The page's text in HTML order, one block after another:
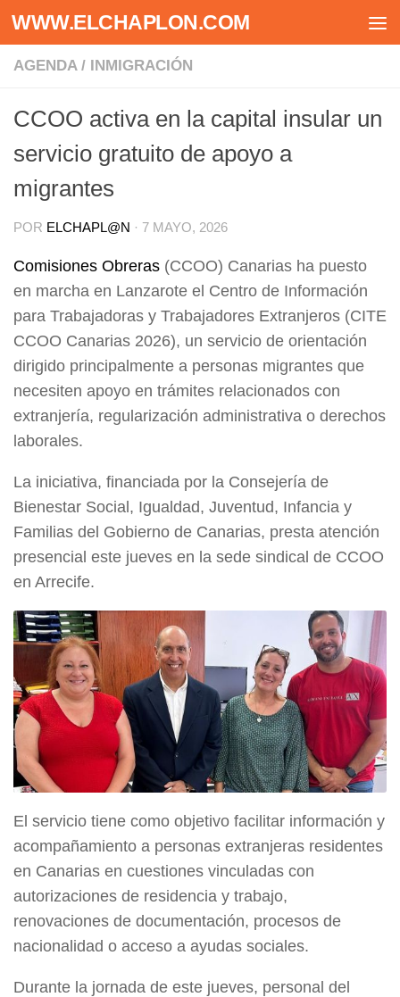
Saltar al contenido
WWW.ELCHAPLON.COM
AGENDA / INMIGRACIÓN
CCOO activa en la capital insular un
servicio gratuito de apoyo a
migrantes
POR ELCHAPL@N · 7 MAYO, 2026
Comisiones Obreras (CCOO) Canarias ha puesto
en marcha en Lanzarote el Centro de Información
para Trabajadoras y Trabajadores Extranjeros (CITE
CCOO Canarias 2026), un servicio de orientación
dirigido principalmente a personas migrantes que
necesiten apoyo en trámites relacionados con
extranjería, regularización administrativa o derechos
laborales.
La iniciativa, financiada por la Consejería de
Bienestar Social, Igualdad, Juventud, Infancia y
Familias del Gobierno de Canarias, presta atención
presencial este jueves en la sede sindical de CCOO
en Arrecife.
El servicio tiene como objetivo facilitar información y
acompañamiento a personas extranjeras residentes
en Canarias en cuestiones vinculadas con
autorizaciones de residencia y trabajo,
renovaciones de documentación, procesos de
nacionalidad o acceso a ayudas sociales.
Durante la jornada de este jueves, personal del